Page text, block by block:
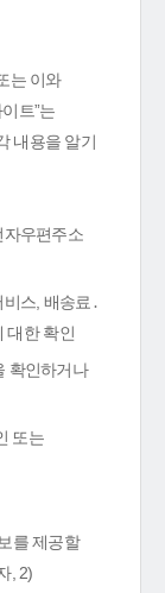
는 이와
트”는
내용을 알기
자우편주소
스, 배송료․
대한 확인
확인하거나
또는
를 제공할
, 2)